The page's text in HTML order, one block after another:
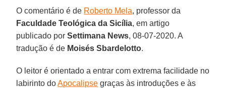
O comentário é de Roberto Mela, professor da
Faculdade Teológica da Sicília, em artigo
publicado porSettimana News, 08-07-2020. A
tradução é de Moisés Sbardelotto.
O leitor é orientado a entrar com extrema facilidade no
labirinto doApocalipse graças às introduções e às